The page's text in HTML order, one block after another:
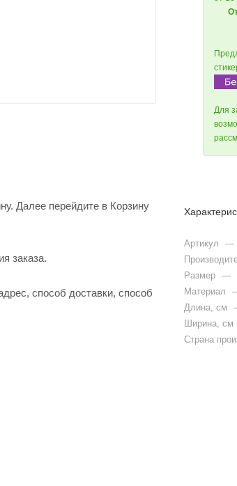
Далее перейдите в Корзину
заказа.
способ доставки, способ
Для
Артикул —
Размер —
Материал
Длина, cм
Ширина, cм
Страна